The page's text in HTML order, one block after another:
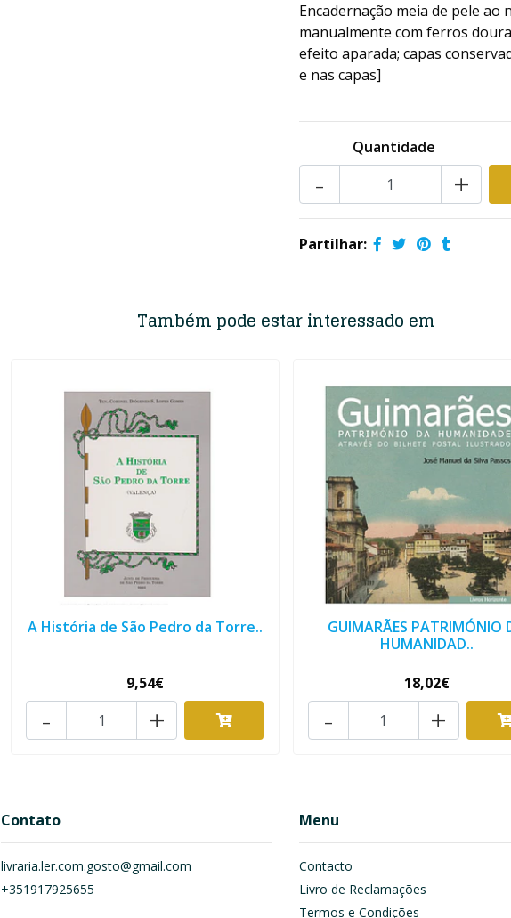
Encadernação meia de pele
manualmente com ferros
efeito aparada; capas
e nas capas]
Quantidade
+
-
Partilhar:
Também pode estar interessado em
A História de São Pedro da Torre..
9,54€
+
-
GUIMARÃES PATRIMÓNIO
HUMANIDAD..
18,02€
+
-
Contato
livraria.ler.com.gosto@gmail.com
+351917925655
Menu
Contacto
Livro de Reclamações
Termos e Condições